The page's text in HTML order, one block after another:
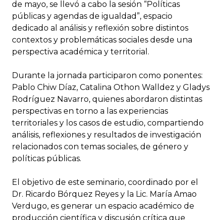
de mayo, se llevó a cabo la sesión “Políticas
públicas y agendas de igualdad”, espacio
dedicado al análisis y reflexión sobre distintos
contextos y problemáticas sociales desde una
perspectiva académica y territorial.
Durante la jornada participaron como ponentes:
Pablo Chiw Díaz, Catalina Othon Walldez y Gladys
Rodríguez Navarro, quienes abordaron distintas
perspectivas en torno a las experiencias
territoriales y los casos de estudio, compartiendo
análisis, reflexiones y resultados de investigación
relacionados con temas sociales, de género y
políticas públicas.
El objetivo de este seminario, coordinado por el
Dr. Ricardo Bórquez Reyes y la Lic. María Amao
Verdugo, es generar un espacio académico de
producción científica y discusión crítica que